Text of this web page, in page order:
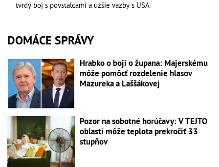
tvrdý boj s povstalcami a užšie väzby s USA
DOMÁCE SPRÁVY
Hrabko o boji o župana: Majerskému
môže pomôcť rozdelenie hlasov
Mazureka a Laššákovej
Pozor na sobotné horúčavy: V TEJTO
oblasti môže teplota prekročiť 33
stupňov